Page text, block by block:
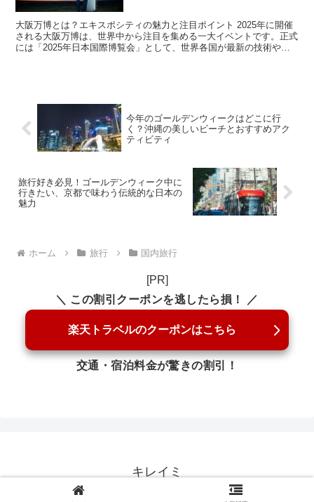
大阪万博とは？エキスポシティの魅力と注目ポイント 2025年に開催
される大阪万博は、世界中から注目を集める一大イベントです。正式
には「2025年日本国際博覧会」として、世界各国が最新の技術や文
今年のゴールデンウィークはどこに行
く？沖縄の美しいビーチとおすすめアク
ティビティ
旅行好き必見！ゴールデンウィーク中に
行きたい、京都で味わう伝統的な日本の
魅力
ホーム 旅行 国内旅行
[PR]
＼ この割引クーポンを逃したら損！ ／
楽天トラベルのクーポンはこちら
交通・宿泊料金が驚きの割引！
キレイミ